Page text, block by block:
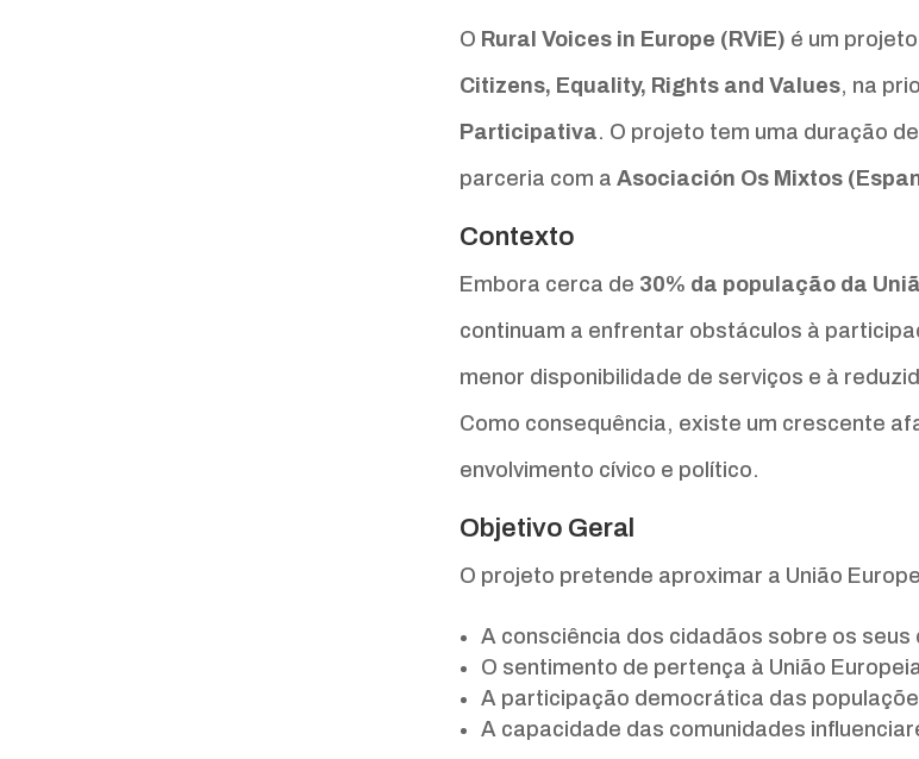
O Rural Voices in Europe (RViE) é um
Citizens, Equality, Rights and Values, na
Participativa. O projeto tem uma duração de
parceria com aAsociación Os Mixtos
Contexto
Embora cerca de 30% da população da
continuam a enfrentar obstáculos à
menor disponibilidade de serviços e à
Como consequência, existe um crescente
envolvimento cívico e político.
Objetivo Geral
O projeto pretende aproximar a União
A consciência dos cidadãos sobre os
O sentimento de pertença à União
A participação democrática das
A capacidade das comunidades